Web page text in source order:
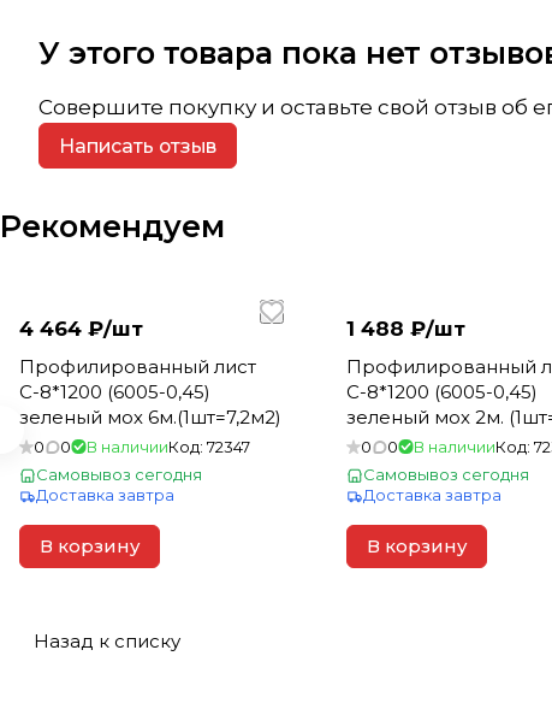
У этого товара пока нет
Совершите покупку и оставьте свой отзыв об
Написать отзыв
Рекомендуем
4 464 ₽/шт
Профилированный лист
С-8*1200 (6005-0,45)
зеленый мох 6м.(1шт=7,2м2)
0 0 В наличииКод: 72347
Самовывоз сегодня
Доставка завтра
В корзину
1 488 ₽/шт
Профилированный
С-8*1200 (6005-0,45)
зеленый мох 2м.
0 0 В наличииКод:
Самовывоз сегодня
Доставка завтра
В корзину
Назад к списку